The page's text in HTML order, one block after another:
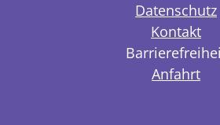
Datenschutz
Kontakt
Anfahrt